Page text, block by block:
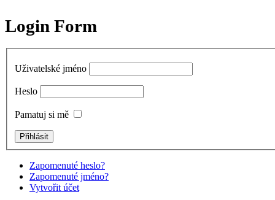
Login Form
Uživatelské jméno
Heslo
Pamatuj si mě
Zapomenuté heslo?
Zapomenuté jméno?
Vytvořit účet